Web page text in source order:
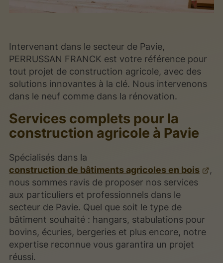
Intervenant dans le secteur de Pavie,
PERRUSSAN FRANCK est votre référence pour
tout projet de construction agricole, avec des
solutions innovantes à la clé. Nous intervenons
dans le neuf comme dans la rénovation.
Services complets pour la
construction agricole à Pavie
Spécialisés dans la
construction de bâtiments agricoles en bois
,
nous sommes ravis de proposer nos services
aux particuliers et professionnels dans le
secteur de Pavie. Quel que soit le type de
bâtiment souhaité : hangars, stabulations pour
bovins, écuries, bergeries et plus encore, notre
expertise reconnue vous garantira un projet
réussi.